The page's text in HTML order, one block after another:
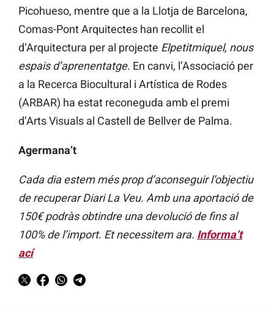
Picohueso, mentre que a la Llotja de Barcelona,
Comas-Pont Arquitectes han recollit el
d’Arquitectura per al projecte Elpetitmiquel, nous
espais d’aprenentatge. En canvi, l’Associació per
a la Recerca Biocultural i Artística de Rodes
(ARBAR) ha estat reconeguda amb el premi
d’Arts Visuals al Castell de Bellver de Palma.
Agermana’t
Cada dia estem més prop d’aconseguir l’objectiu
de recuperar Diari La Veu. Amb una aportació de
150€ podràs obtindre una devolució de fins al
100% de l’import. Et necessitem ara. Informa’t
ací